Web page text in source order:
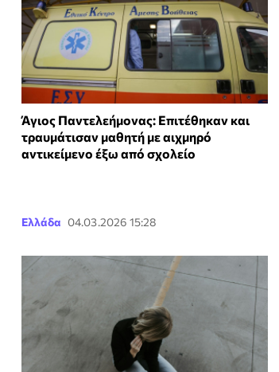
Άγιος Παντελεήμονας: Επιτέθηκαν και
τραυμάτισαν μαθητή με αιχμηρό
αντικείμενο έξω από σχολείο
Ελλάδα 04.03.2026 15:28